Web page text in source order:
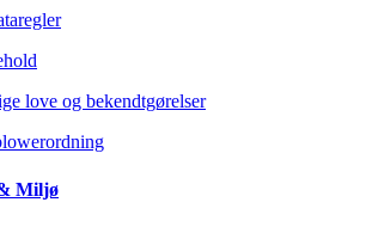
love og bekendtgørelser
Miljø